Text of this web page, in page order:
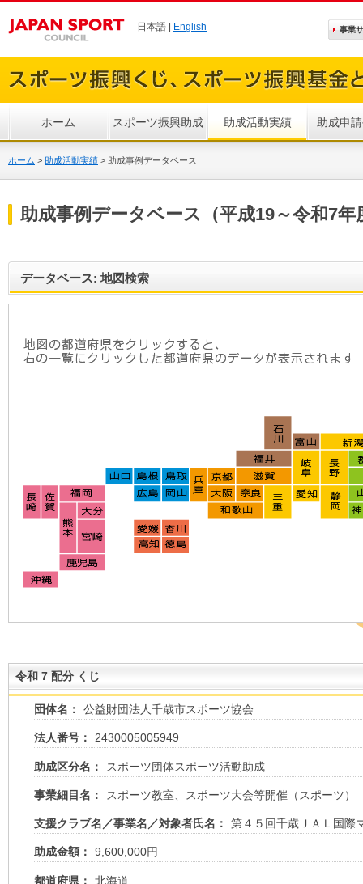
日本語 | English 事業
ホーム スポーツ振興助成 助成活動実績 助成申
ホーム > 助成活動実績 > 助成事例データベース
助成事例データベース（平成19～令和7年
データベース: 地図検索
令和 7 配分 くじ
団体名： 公益財団法人千歳市スポーツ協会
法人番号： 2430005005949
助成区分名： スポーツ団体スポーツ活動助成
事業細目名： スポーツ教室、スポーツ大会等開催（スポーツ）
支援クラブ名／事業名／対象者氏名： 第４５回千歳ＪＡＬ国際
助成金額： 9,600,000円
都道府県： 北海道